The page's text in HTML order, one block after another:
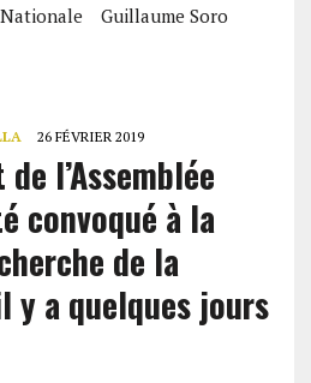
Guillaume Soro
26 FÉVRIER 2019
l’Assemblée
convoqué à la
de la
y a quelques jours